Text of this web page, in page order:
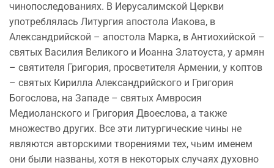
чинопоследованиях. В Иерусалимской Церкви
употреблялась Литургия апостола Иакова, в
Александрийской – апостола Марка, в Антиохийской –
святых Василия Великого и Иоанна Златоуста, у армян
– святителя Григория, просветителя Армении, у коптов
– святых Кирилла Александрийского и Григория
Богослова, на Западе – святых Амвросия
Медиоланского и Григория Двоеслова, а также
множество других. Все эти литургические чины не
являются авторскими творениями тех, чьим именем
они были названы, хотя в некоторых случаях духовно